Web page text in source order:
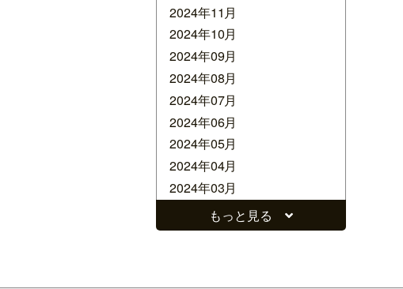
2024年11月
2024年10月
2024年09月
2024年08月
2024年07月
2024年06月
2024年05月
2024年04月
2024年03月
2024年02月
2024年01月
もっと見る